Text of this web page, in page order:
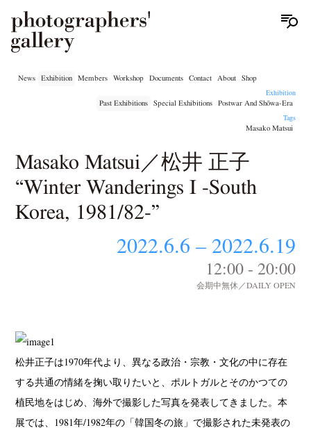
News Exhibition Members Workshop Documents Contact About Shop
Exhibition
Past Exhibitions Special Exhibitions Postwar And Shōwa-Era
Tags
Masako Matsui
Masako Matsui／松井 正子
“Winter Wanderings Ⅰ -South
Korea, 1981/82-”
2022.6.6 – 2022.6.19
12:00 - 20:00
会期中無休／DAILY OPEN
松井正子は1970年代より、異なる政治・宗教・文化の中に存在
する共通の情緒を掬い取りたいと、ポルトガルとそのかつての
植民地をはじめ、海外で撮影した写真を発表してきました。本
展では、1981年/1982年の「韓国冬の旅」で撮影された未発表の